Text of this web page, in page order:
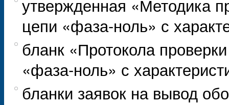
утвержденная «Методика
цепи «фаза-ноль» с
бланк «Протокола
«фаза-ноль» с
бланки заявок на вывод